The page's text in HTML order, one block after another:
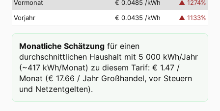
Vormonat
€ 0.0485 /kWh ▲ 1274%
Vorjahr
€ 0.0435 /kWh ▲ 1133%
Monatliche Schätzung für einen
durchschnittlichen Haushalt mit 5 000 kWh/Jahr
(~417 kWh/Monat) zu diesem Tarif: € 1.47 /
Monat (€ 17.66 / Jahr Großhandel, vor Steuern
und Netzentgelten).